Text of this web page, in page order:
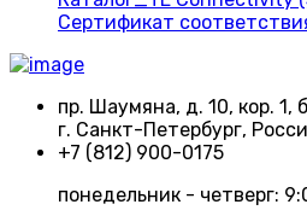
Сертификат
пр. Шаумяна, д. 10, кор.
г. Санкт-Петербург,
+7 (812) 900-0175
понедельник - четверг: